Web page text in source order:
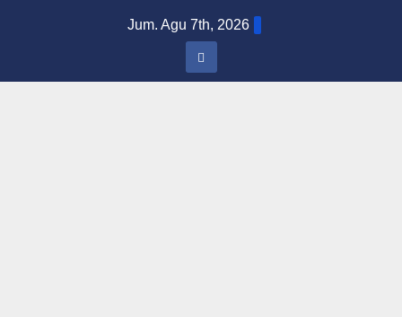
Jum. Agu 7th, 2026